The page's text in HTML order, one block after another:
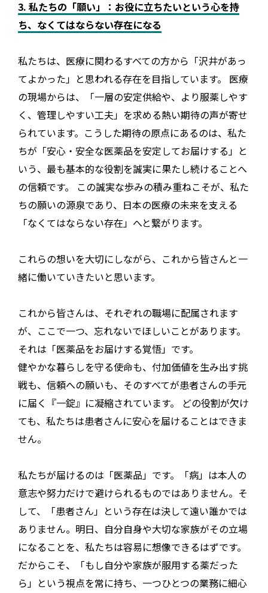
3. 私たちの「願い」：お役に立ちたいという心を持
ち、なくてはならない存在になる
私たちは、医療に関わるすべての方から「沢井があっ
てよかった」と思われる存在を目指しています。 医療
の現場からは、「一層の安定供給や、より服薬しやす
く、管理しやすい工夫」を求める熱い期待の声が寄せ
られています。こうした期待の原点にあるのは、私た
ちが「安心・安全な医薬品を安定してお届けする」と
いう、最も基本的な役割を誠実に果たし続けることへ
の信頼です。 この誠実な歩みの積み重ねこそが、私た
ちの願いの源泉であり、日本の医療の未来を支える
「なくてはならない存在」へと繋がります。
これらの想いを大切にしながら、これから皆さんと一
緒に働いていきたいと思います。
これから皆さんは、それぞれの職場に配属されます
が、ここで一つ、忘れないでほしいことがあります。
それは「医薬品をお届けする覚悟」です。
健やかな暮らしを守る使命も、付加価値を生み出す挑
戦も、信頼への願いも、そのすべてが患者さんの手元
に届く『一錠』に凝縮されています。 どの役割が欠け
ても、私たちは患者さんに安心を届けることはできま
せん。
私たちが届けるのは「医薬品」です。「病」は本人の
意志や努力だけで避けられるものではありません。そ
して、「患者さん」という存在は決して遠い誰かでは
ありません。明日、自分自身や大切な家族がその立場
になることを、私たちは容易に想像できるはずです。
だからこそ、「もし自分や家族が服用する薬だった
ら」という視点を常に持ち、一つひとつの業務に細心